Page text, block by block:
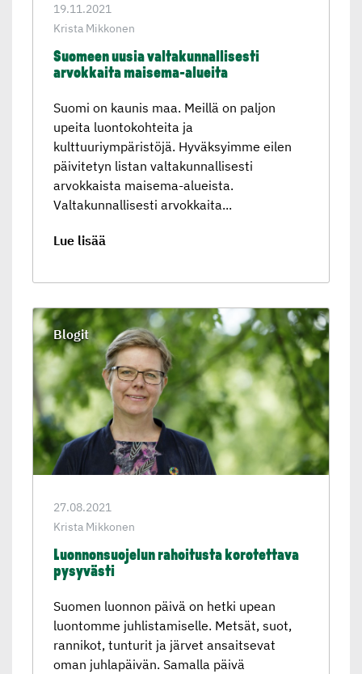
19.11.2021
Krista Mikkonen
Suomeen uusia valtakun­nal­li­sesti
arvokkaita maisema-alueita
Suomi on kaunis maa. Meillä on paljon
upeita luontokohteita ja
kulttuuriympäristöjä. Hyväksyimme eilen
päivitetyn listan valtakunnallisesti
arvokkaista maisema-alueista.
Valtakunnallisesti arvokkaita...
Lue lisää
27.08.2021
Krista Mikkonen
Luonnon­suo­jelun rahoitusta korotet­tava
pysyvästi
Suomen luonnon päivä on hetki upean
luontomme juhlistamiselle. Metsät, suot,
rannikot, tunturit ja järvet ansaitsevat
oman juhlapäivän. Samalla päivä
Blogit